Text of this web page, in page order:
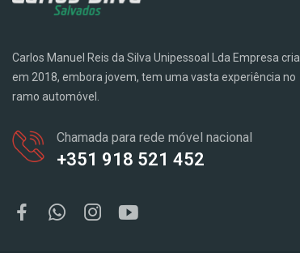
Carlos Manuel Reis da Silva Unipessoal Lda Empresa
em 2018, embora jovem, tem uma vasta experiência no
ramo automóvel.
Chamada para rede móvel nacional
+351 918 521 452